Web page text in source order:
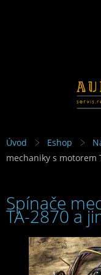
Úvod Eshop
mechaniky s motorem
Spínače
TA-2870 a